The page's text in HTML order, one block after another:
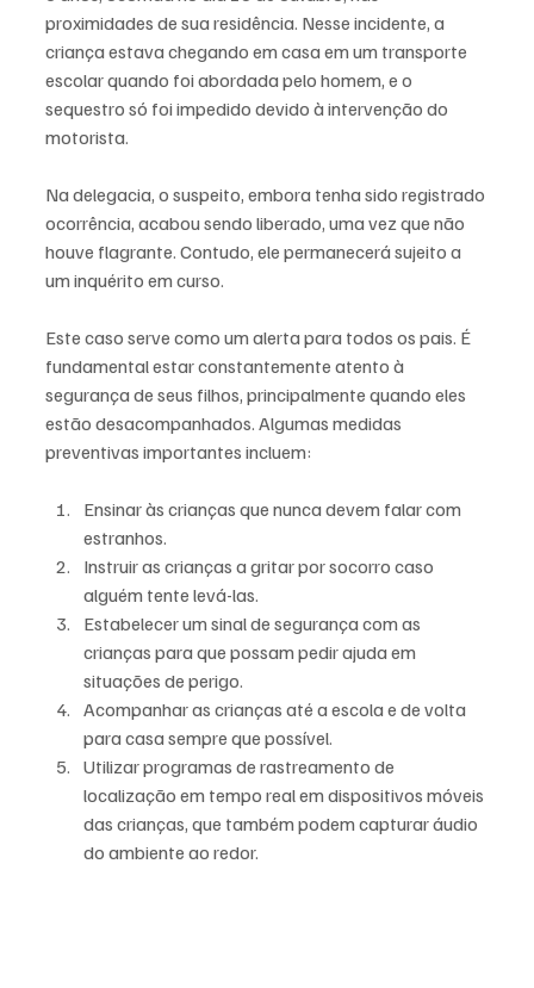
proximidades de sua residência. Nesse incidente, a
criança estava chegando em casa em um transporte
escolar quando foi abordada pelo homem, e o
sequestro só foi impedido devido à intervenção do
motorista.
Na delegacia, o suspeito, embora tenha sido registrado
ocorrência, acabou sendo liberado, uma vez que não
houve flagrante. Contudo, ele permanecerá sujeito a
um inquérito em curso.
Este caso serve como um alerta para todos os pais. É
fundamental estar constantemente atento à
segurança de seus filhos, principalmente quando eles
estão desacompanhados. Algumas medidas
preventivas importantes incluem:
Ensinar às crianças que nunca devem falar com
estranhos.
Instruir as crianças a gritar por socorro caso
alguém tente levá-las.
Estabelecer um sinal de segurança com as
crianças para que possam pedir ajuda em
situações de perigo.
Acompanhar as crianças até a escola e de volta
para casa sempre que possível.
Utilizar programas de rastreamento de
localização em tempo real em dispositivos móveis
das crianças, que também podem capturar áudio
do ambiente ao redor.